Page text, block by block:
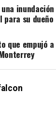
su dueño
que empujó